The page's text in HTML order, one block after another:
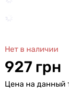
Нет в наличии
927 грн
Цена на данный